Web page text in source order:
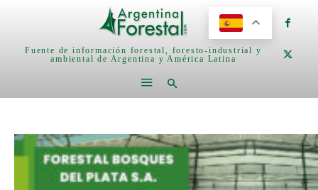
Fuente de información forestal, foresto-industrial y
ambiental de Argentina y América Latina